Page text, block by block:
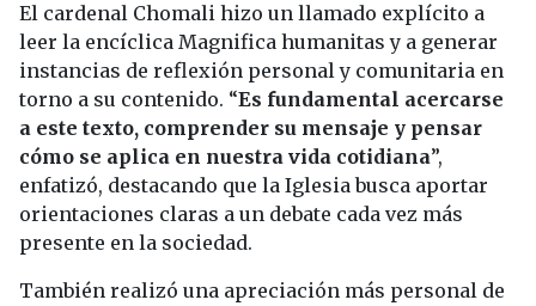
El cardenal Chomali hizo un llamado explícito a
leer la encíclica Magnifica humanitas y a generar
instancias de reflexión personal y comunitaria en
torno a su contenido. “Es fundamental acercarse
a este texto, comprender su mensaje y pensar
cómo se aplica en nuestra vida cotidiana”,
enfatizó, destacando que la Iglesia busca aportar
orientaciones claras a un debate cada vez más
presente en la sociedad.
También realizó una apreciación más personal de